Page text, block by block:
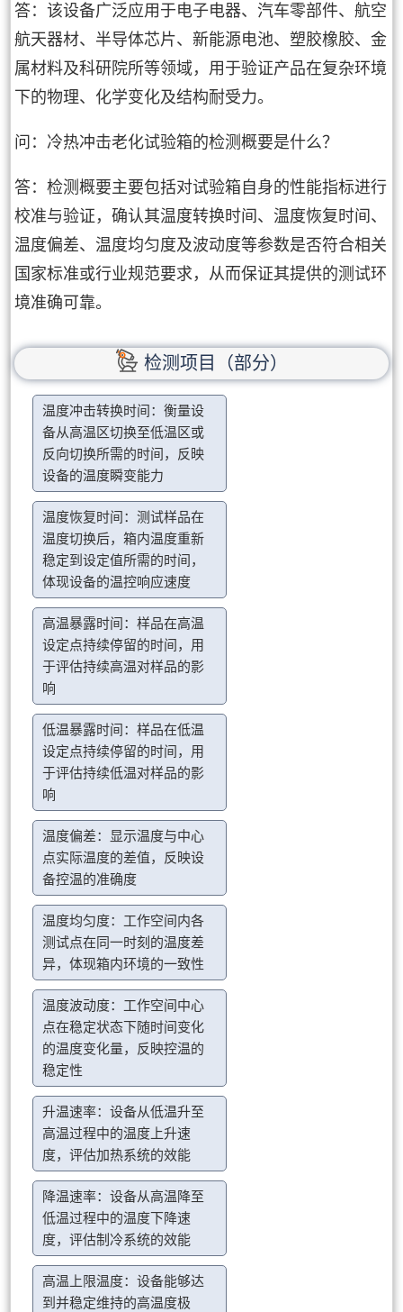
答：该设备广泛应用于电子电器、汽车零部件、航空
航天器材、半导体芯片、新能源电池、塑胶橡胶、金
属材料及科研院所等领域，用于验证产品在复杂环境
下的物理、化学变化及结构耐受力。
问：冷热冲击老化试验箱的检测概要是什么？
答：检测概要主要包括对试验箱自身的性能指标进行
校准与验证，确认其温度转换时间、温度恢复时间、
温度偏差、温度均匀度及波动度等参数是否符合相关
国家标准或行业规范要求，从而保证其提供的测试环
境准确可靠。
检测项目（部分）
温度冲击转换时间：衡量设
备从高温区切换至低温区或
反向切换所需的时间，反映
设备的温度瞬变能力
温度恢复时间：测试样品在
温度切换后，箱内温度重新
稳定到设定值所需的时间，
体现设备的温控响应速度
高温暴露时间：样品在高温
设定点持续停留的时间，用
于评估持续高温对样品的影
响
低温暴露时间：样品在低温
设定点持续停留的时间，用
于评估持续低温对样品的影
响
温度偏差：显示温度与中心
点实际温度的差值，反映设
备控温的准确度
温度均匀度：工作空间内各
测试点在同一时刻的温度差
异，体现箱内环境的一致性
温度波动度：工作空间中心
点在稳定状态下随时间变化
的温度变化量，反映控温的
稳定性
升温速率：设备从低温升至
高温过程中的温度上升速
度，评估加热系统的效能
降温速率：设备从高温降至
低温过程中的温度下降速
度，评估制冷系统的效能
高温上限温度：设备能够达
到并稳定维持的高温度极